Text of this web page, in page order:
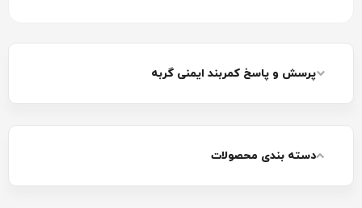
پرسش و پاسخ کمربند ایمنی گربه
دسته بندی محصولات